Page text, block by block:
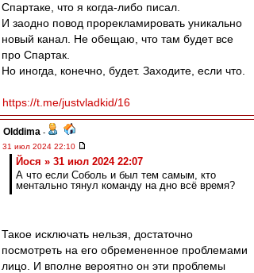
Спартаке, что я когда-либо писал.
И заодно повод прорекламировать уникально
новый канал. Не обещаю, что там будет все
про Спартак.
Но иногда, конечно, будет. Заходите, если что.
https://t.me/justvladkid/16
Olddima -
31 июл 2024 22:10
Йося » 31 июл 2024 22:07
А что если Соболь и был тем самым, кто
ментально тянул команду на дно всё время?
Такое исключать нельзя, достаточно
посмотреть на его обремененное проблемами
лицо. И вполне вероятно он эти проблемы